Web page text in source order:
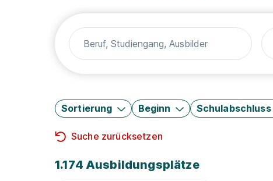
Sortierung Beginn Schulabschluss
Suche zurücksetzen
1.174 Ausbildungsplätze